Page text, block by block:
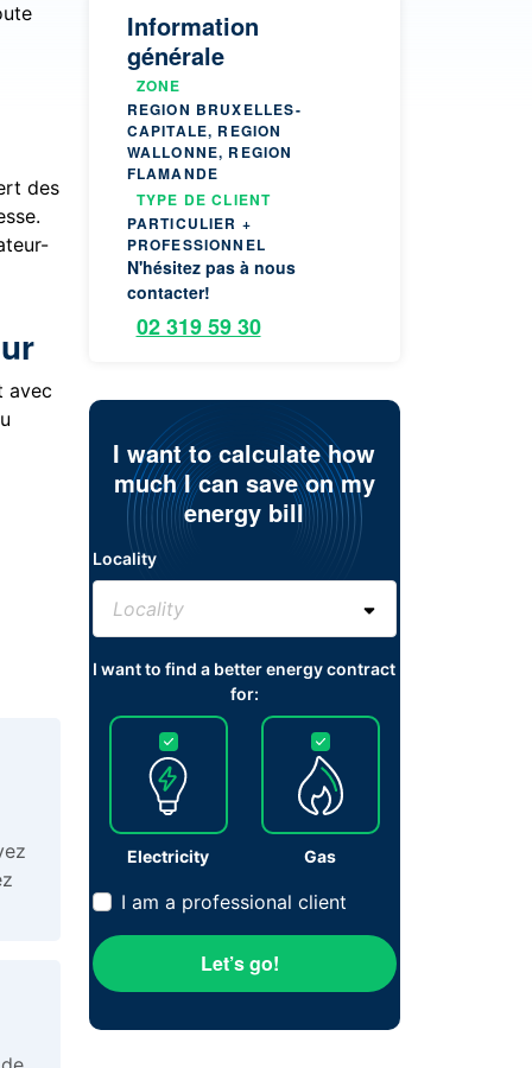
des
avec
Information
générale
ZONE
REGION BRUXELLES-
CAPITALE, REGION
WALLONNE, REGION
FLAMANDE
TYPE DE CLIENT
PARTICULIER +
PROFESSIONNEL
N'hésitez pas à nous
contacter!
02 319 59 30
I want to calculate how
much I can save on my
energy bill
Locality
I want to find a better energy contract
for:
Electricity Gas
I am a professional client
Let’s go!